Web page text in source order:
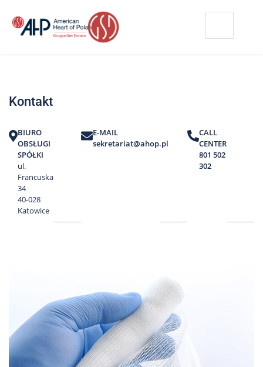
treści
Strefa
Edukacja
Pacjenta
O
nas
Marki
Galeria
Kontakt
Kontakt
BIURO
OBSŁUGI
SPÓŁKI
ul.
Francuska
34
40-028
Katowice
E-MAIL
sekretariat@ahop.pl
CALL
CENTER
801 502
302